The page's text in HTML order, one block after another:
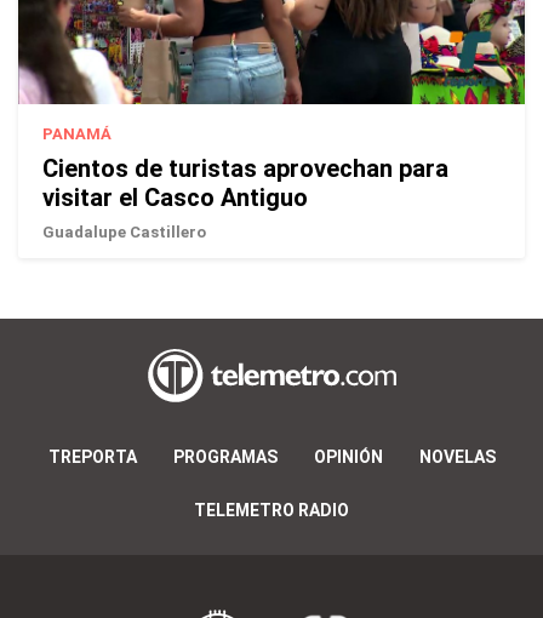
PANAMÁ
Cientos de turistas aprovechan para
visitar el Casco Antiguo
Guadalupe Castillero
TREPORTA PROGRAMAS OPINIÓN NOVELAS
TELEMETRO RADIO